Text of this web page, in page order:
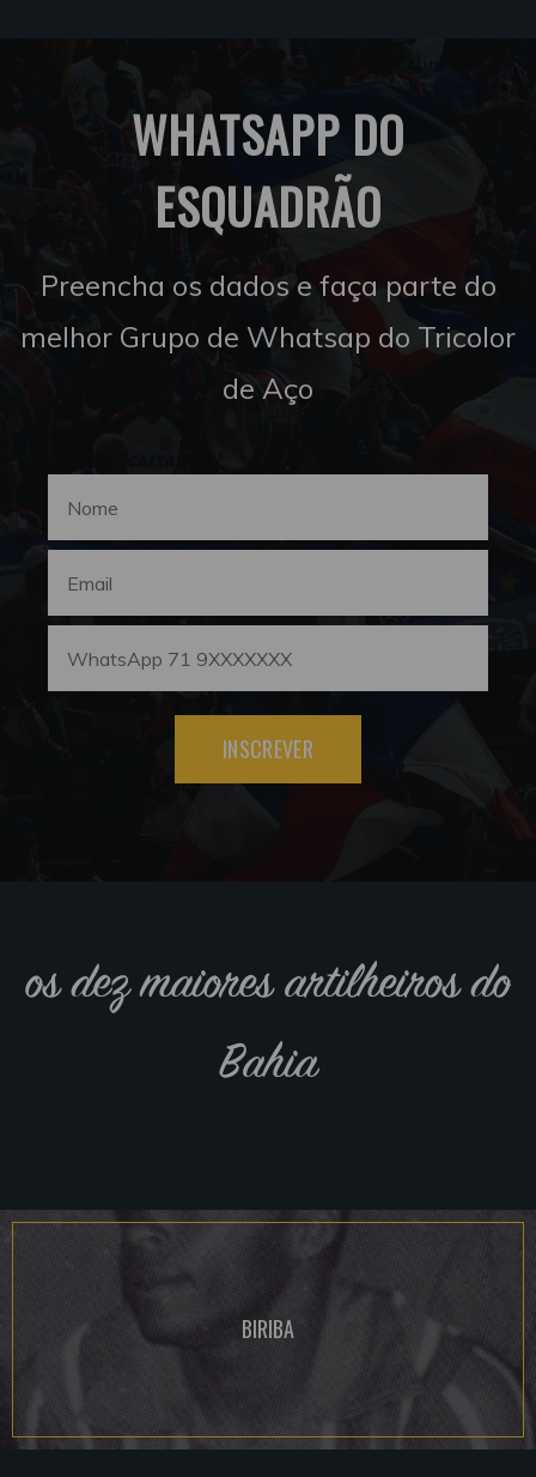
WHATSAPP DO
ESQUADRÃO
Preencha os dados e faça parte do
melhor Grupo de Whatsap do Tricolor
de Aço
INSCREVER
os dez maiores artilheiros do
Bahia
BIRIBA